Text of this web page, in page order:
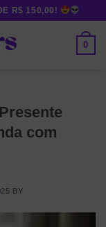
R$ 150,00!
0
com
BY